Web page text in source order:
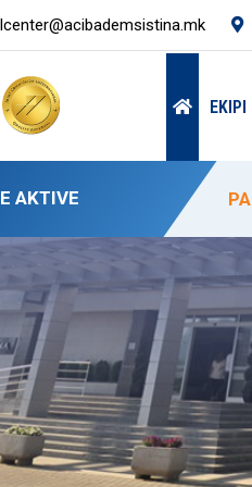
EKIPI
AKTIVE